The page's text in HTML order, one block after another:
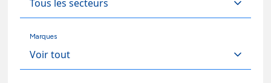
Marques